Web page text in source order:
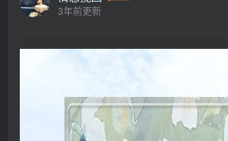
3年前更新